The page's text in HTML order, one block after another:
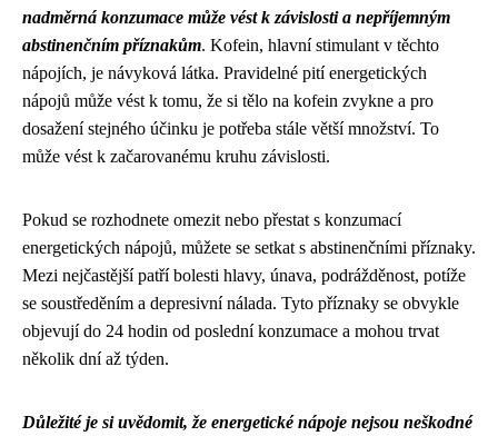
nadměrná konzumace může vést k závislosti a nepříjemným
abstinenčním příznakům. Kofein, hlavní stimulant v těchto
nápojích, je návyková látka. Pravidelné pití energetických
nápojů může vést k tomu, že si tělo na kofein zvykne a pro
dosažení stejného účinku je potřeba stále větší množství. To
může vést k začarovanému kruhu závislosti.
Pokud se rozhodnete omezit nebo přestat s konzumací
energetických nápojů, můžete se setkat s abstinenčními příznaky.
Mezi nejčastější patří bolesti hlavy, únava, podrážděnost, potíže
se soustředěním a depresivní nálada. Tyto příznaky se obvykle
objevují do 24 hodin od poslední konzumace a mohou trvat
několik dní až týden.
Důležité je si uvědomit, že energetické nápoje nejsou neškodné